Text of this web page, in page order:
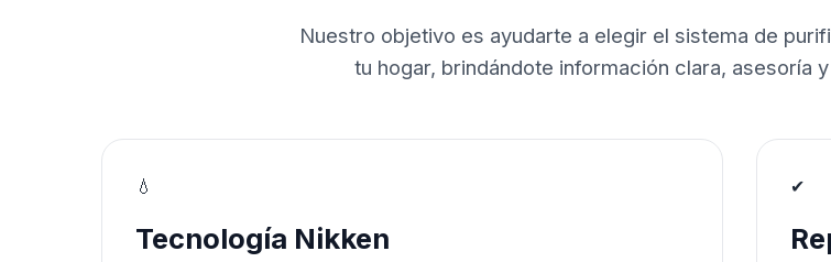
Nuestro objetivo es ayudarte a elegir el sistema de
tu hogar, brindándote información clara, asesoría
💧
Tecnología Nikken
✔